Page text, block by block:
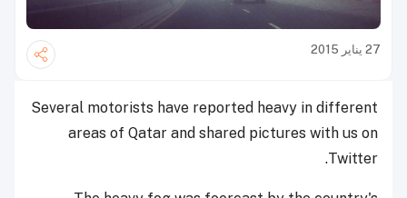
27 يناير 2015
Several motorists have reported heavy in different
areas of Qatar and shared pictures with us on
Twitter.